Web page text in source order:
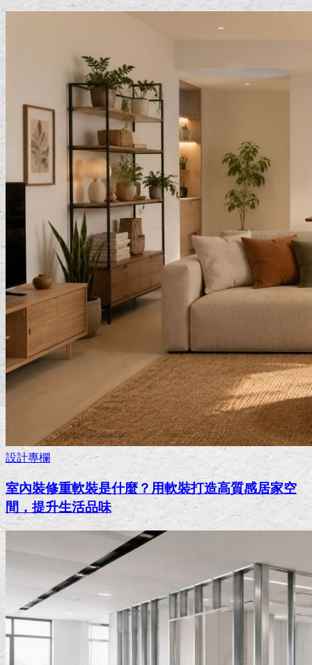
設計專欄
室內裝修重軟裝是什麼？用軟裝打造高質感居家空
間，提升生活品味